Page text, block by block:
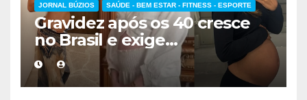
JORNAL BÚZIOS SAÚDE - BEM ESTAR - FITNESS - ESPORTE
Gravidez após os 40 cresce
no Brasil e exige
acompanhamento médico
mais cuidadoso